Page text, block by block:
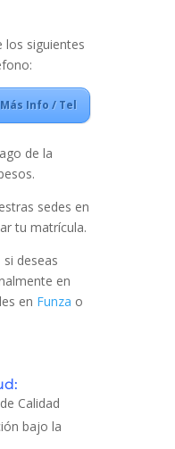
los siguientes
Más Info / Tel
de la
sedes en
tu matrícula.
deseas
en
en Funza o
Calidad
bajo la